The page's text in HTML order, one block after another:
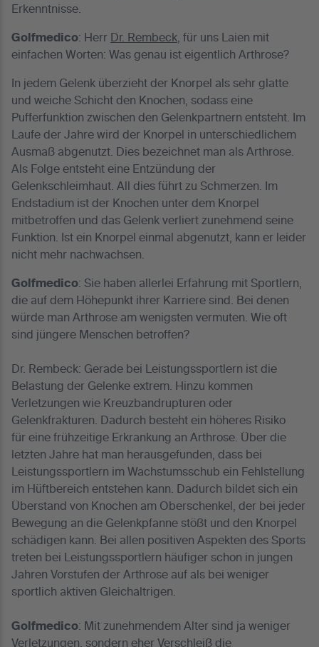
Erkenntnisse.
Golfmedico: Herr Dr. Rembeck, für uns Laien mit
einfachen Worten: Was genau ist eigentlich Arthrose?
In jedem Gelenk überzieht der Knorpel als sehr glatte
und weiche Schicht den Knochen, sodass eine
Pufferfunktion zwischen den Gelenkpartnern entsteht. Im
Laufe der Jahre wird der Knorpel in unterschiedlichem
Ausmaß abgenutzt. Dies bezeichnet man als Arthrose.
Als Folge entsteht eine Entzündung der
Gelenkschleimhaut. All dies führt zu Schmerzen. Im
Endstadium ist der Knochen unter dem Knorpel
mitbetroffen und das Gelenk verliert zunehmend seine
Funktion. Ist ein Knorpel einmal abgenutzt, kann er leider
nicht mehr nachwachsen.
Golfmedico: Sie haben allerlei Erfahrung mit Sportlern,
die auf dem Höhepunkt ihrer Karriere sind. Bei denen
würde man Arthrose am wenigsten vermuten. Wie oft
sind jüngere Menschen betroffen?
Dr. Rembeck: Gerade bei Leistungssportlern ist die
Belastung der Gelenke extrem. Hinzu kommen
Verletzungen wie Kreuzbandrupturen oder
Gelenkfrakturen. Dadurch besteht ein höheres Risiko
für eine frühzeitige Erkrankung an Arthrose. Über die
letzten Jahre hat man herausgefunden, dass bei
Leistungssportlern im Wachstumsschub ein Fehlstellung
im Hüftbereich entstehen kann. Dadurch bildet sich ein
Überstand von Knochen am Oberschenkel, der bei jeder
Bewegung an die Gelenkpfanne stößt und den Knorpel
schädigen kann. Bei allen positiven Aspekten des Sports
treten bei Leistungssportlern häufiger schon in jungen
Jahren Vorstufen der Arthrose auf als bei weniger
sportlich aktiven Gleichaltrigen.
Golfmedico: Mit zunehmendem Alter sind ja weniger
Verletzungen, sondern eher Verschleiß die